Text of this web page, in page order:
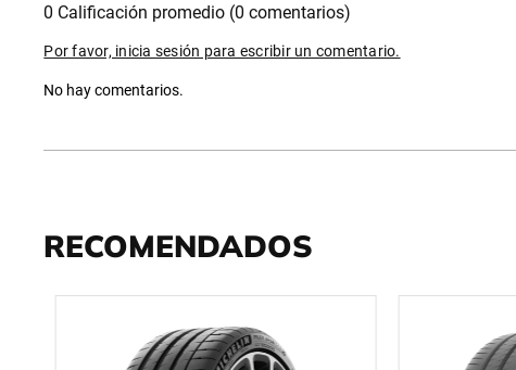
0 Calificación promedio (0 comentarios)
Por favor, inicia sesión para escribir un comentario.
No hay comentarios.
RECOMENDADOS